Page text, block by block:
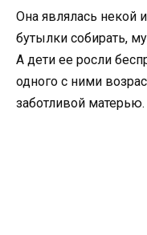
Она являлась некой
бутылки собирать,
А дети ее росли
одного с ними
заботливой матерью.